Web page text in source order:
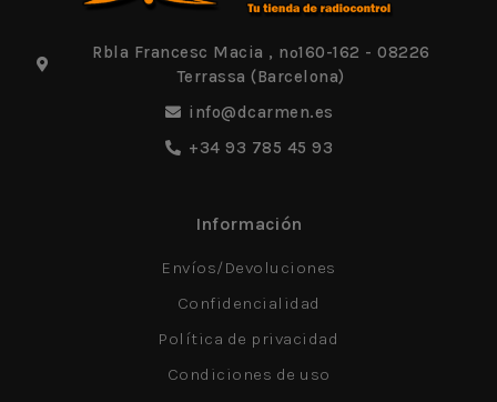
Rbla Francesc Macia , nº160-162 - 08226
Terrassa (Barcelona)
info@dcarmen.es
+34 93 785 45 93
Información
Envíos/Devoluciones
Confidencialidad
Política de privacidad
Condiciones de uso